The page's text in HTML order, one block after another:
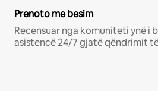
Prenoto me besim
Recensuar nga komuniteti ynë i
asistencë 24/7 gjatë qëndrimit